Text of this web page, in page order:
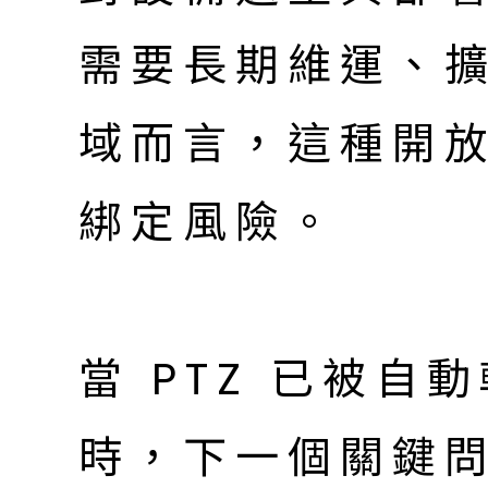
需要長期維運、
域而言，這種開
綁定風險。
當 PTZ 已被自
時，下一個關鍵